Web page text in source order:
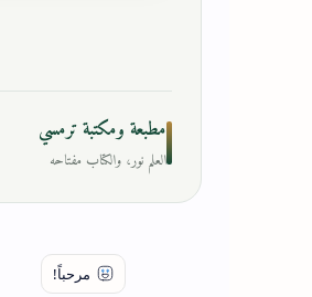
مطبعة ومكتبة ترمسي
العلم نور، والكتاب مفتاحه